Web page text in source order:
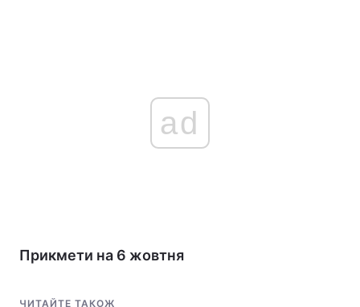
ad
Прикмети на 6 жовтня
ЧИТАЙТЕ ТАКОЖ